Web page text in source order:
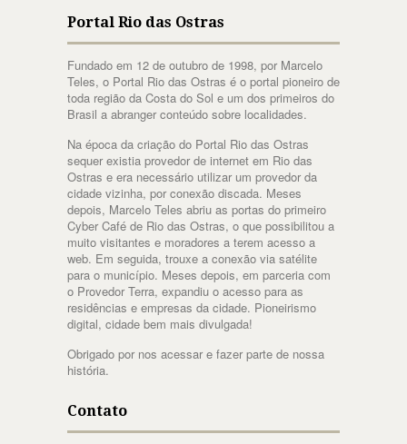
Portal Rio das Ostras
Fundado em 12 de outubro de 1998, por Marcelo
Teles, o Portal Rio das Ostras é o portal pioneiro de
toda região da Costa do Sol e um dos primeiros do
Brasil a abranger conteúdo sobre localidades.
Na época da criação do Portal Rio das Ostras
sequer existia provedor de internet em Rio das
Ostras e era necessário utilizar um provedor da
cidade vizinha, por conexão discada. Meses
depois, Marcelo Teles abriu as portas do primeiro
Cyber Café de Rio das Ostras, o que possibilitou a
muito visitantes e moradores a terem acesso a
web. Em seguida, trouxe a conexão via satélite
para o município. Meses depois, em parceria com
o Provedor Terra, expandiu o acesso para as
residências e empresas da cidade. Pioneirismo
digital, cidade bem mais divulgada!
Obrigado por nos acessar e fazer parte de nossa
história.
Contato